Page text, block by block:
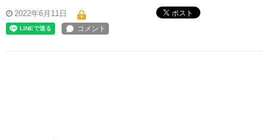
2022年6月11日 ポスト